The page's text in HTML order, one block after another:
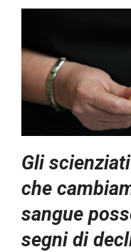
Gli
che
sangue
segni di